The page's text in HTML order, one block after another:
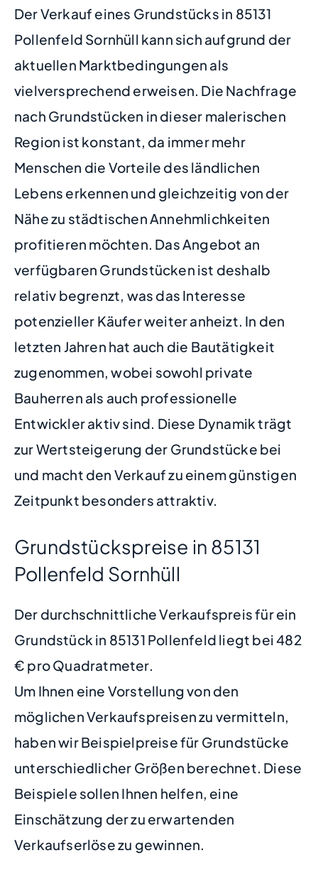
Der Verkauf eines Grundstücks in 85131
Pollenfeld Sornhüll kann sich aufgrund der
aktuellen Marktbedingungen als
vielversprechend erweisen. Die Nachfrage
nach Grundstücken in dieser malerischen
Region ist konstant, da immer mehr
Menschen die Vorteile des ländlichen
Lebens erkennen und gleichzeitig von der
Nähe zu städtischen Annehmlichkeiten
profitieren möchten. Das Angebot an
verfügbaren Grundstücken ist deshalb
relativ begrenzt, was das Interesse
potenzieller Käufer weiter anheizt. In den
letzten Jahren hat auch die Bautätigkeit
zugenommen, wobei sowohl private
Bauherren als auch professionelle
Entwickler aktiv sind. Diese Dynamik trägt
zur Wertsteigerung der Grundstücke bei
und macht den Verkauf zu einem günstigen
Zeitpunkt besonders attraktiv.
Grundstückspreise in 85131
Pollenfeld Sornhüll
Der durchschnittliche Verkaufspreis für ein
Grundstück in 85131 Pollenfeld liegt bei 482
€ pro Quadratmeter.
Um Ihnen eine Vorstellung von den
möglichen Verkaufspreisen zu vermitteln,
haben wir Beispielpreise für Grundstücke
unterschiedlicher Größen berechnet. Diese
Beispiele sollen Ihnen helfen, eine
Einschätzung der zu erwartenden
Verkaufserlöse zu gewinnen.